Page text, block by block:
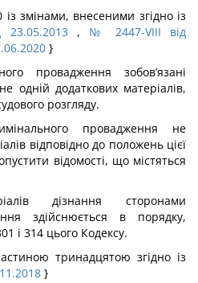
змінами, внесеними згідно із
, № 2447-VIII від
}
провадження зобов’язані
одній додаткових матеріалів,
розгляду.
провадження не
відповідно до положень цієї
відомості, що містяться
дізнання сторонами
здійснюється в порядку,
і 314 цього Кодексу.
тринадцятою згідно із
}